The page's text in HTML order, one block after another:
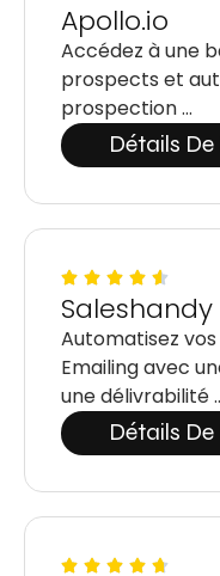
Apollo.io
Accédez à une
prospects et
prospection …
Détails
Saleshandy
Automatisez
Emailing avec
une délivrabilité
Détails